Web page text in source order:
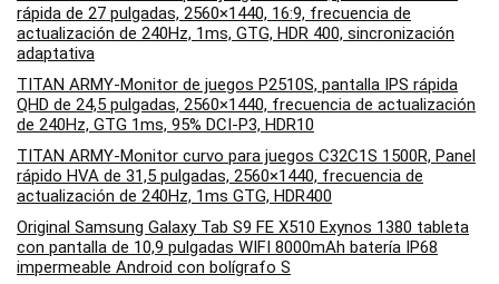
rápida de 27 pulgadas, 2560×1440, 16:9, frecuencia de
actualización de 240Hz, 1ms, GTG, HDR 400, sincronización
adaptativa
TITAN ARMY-Monitor de juegos P2510S, pantalla IPS rápida
QHD de 24,5 pulgadas, 2560×1440, frecuencia de actualización
de 240Hz, GTG 1ms, 95% DCI-P3, HDR10
TITAN ARMY-Monitor curvo para juegos C32C1S 1500R, Panel
rápido HVA de 31,5 pulgadas, 2560×1440, frecuencia de
actualización de 240Hz, 1ms GTG, HDR400
Original Samsung Galaxy Tab S9 FE X510 Exynos 1380 tableta
con pantalla de 10,9 pulgadas WIFI 8000mAh batería IP68
impermeable Android con bolígrafo S